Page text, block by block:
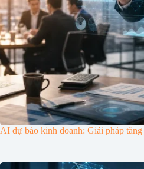
AI dự báo kinh doanh: Giải pháp